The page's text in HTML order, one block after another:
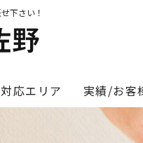
下さい！
対応エリア 実績/お客